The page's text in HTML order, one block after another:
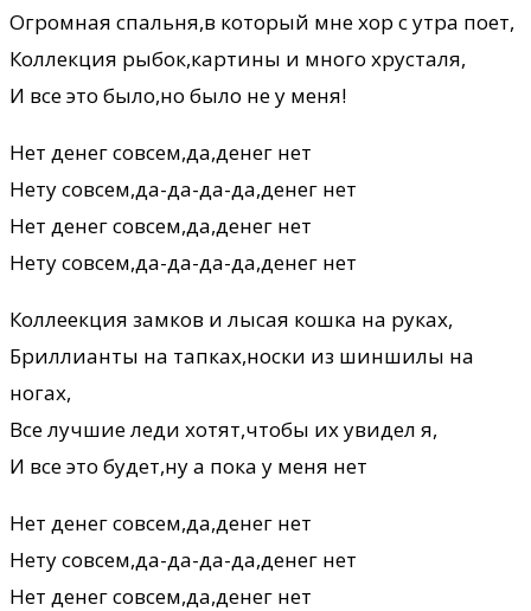
Огромная спальня,в который мне хор с утра поет,
Коллекция рыбок,картины и много хрусталя,
И все это было,но было не у меня!
Нет денег совсем,да,денег нет
Нету совсем,да-да-да-да,денег нет
Нет денег совсем,да,денег нет
Нету совсем,да-да-да-да,денег нет
Коллеекция замков и лысая кошка на руках,
Бриллианты на тапках,носки из шиншилы на
ногах,
Все лучшие леди хотят,чтобы их увидел я,
И все это будет,ну а пока у меня нет
Нет денег совсем,да,денег нет
Нету совсем,да-да-да-да,денег нет
Нет денег совсем,да,денег нет